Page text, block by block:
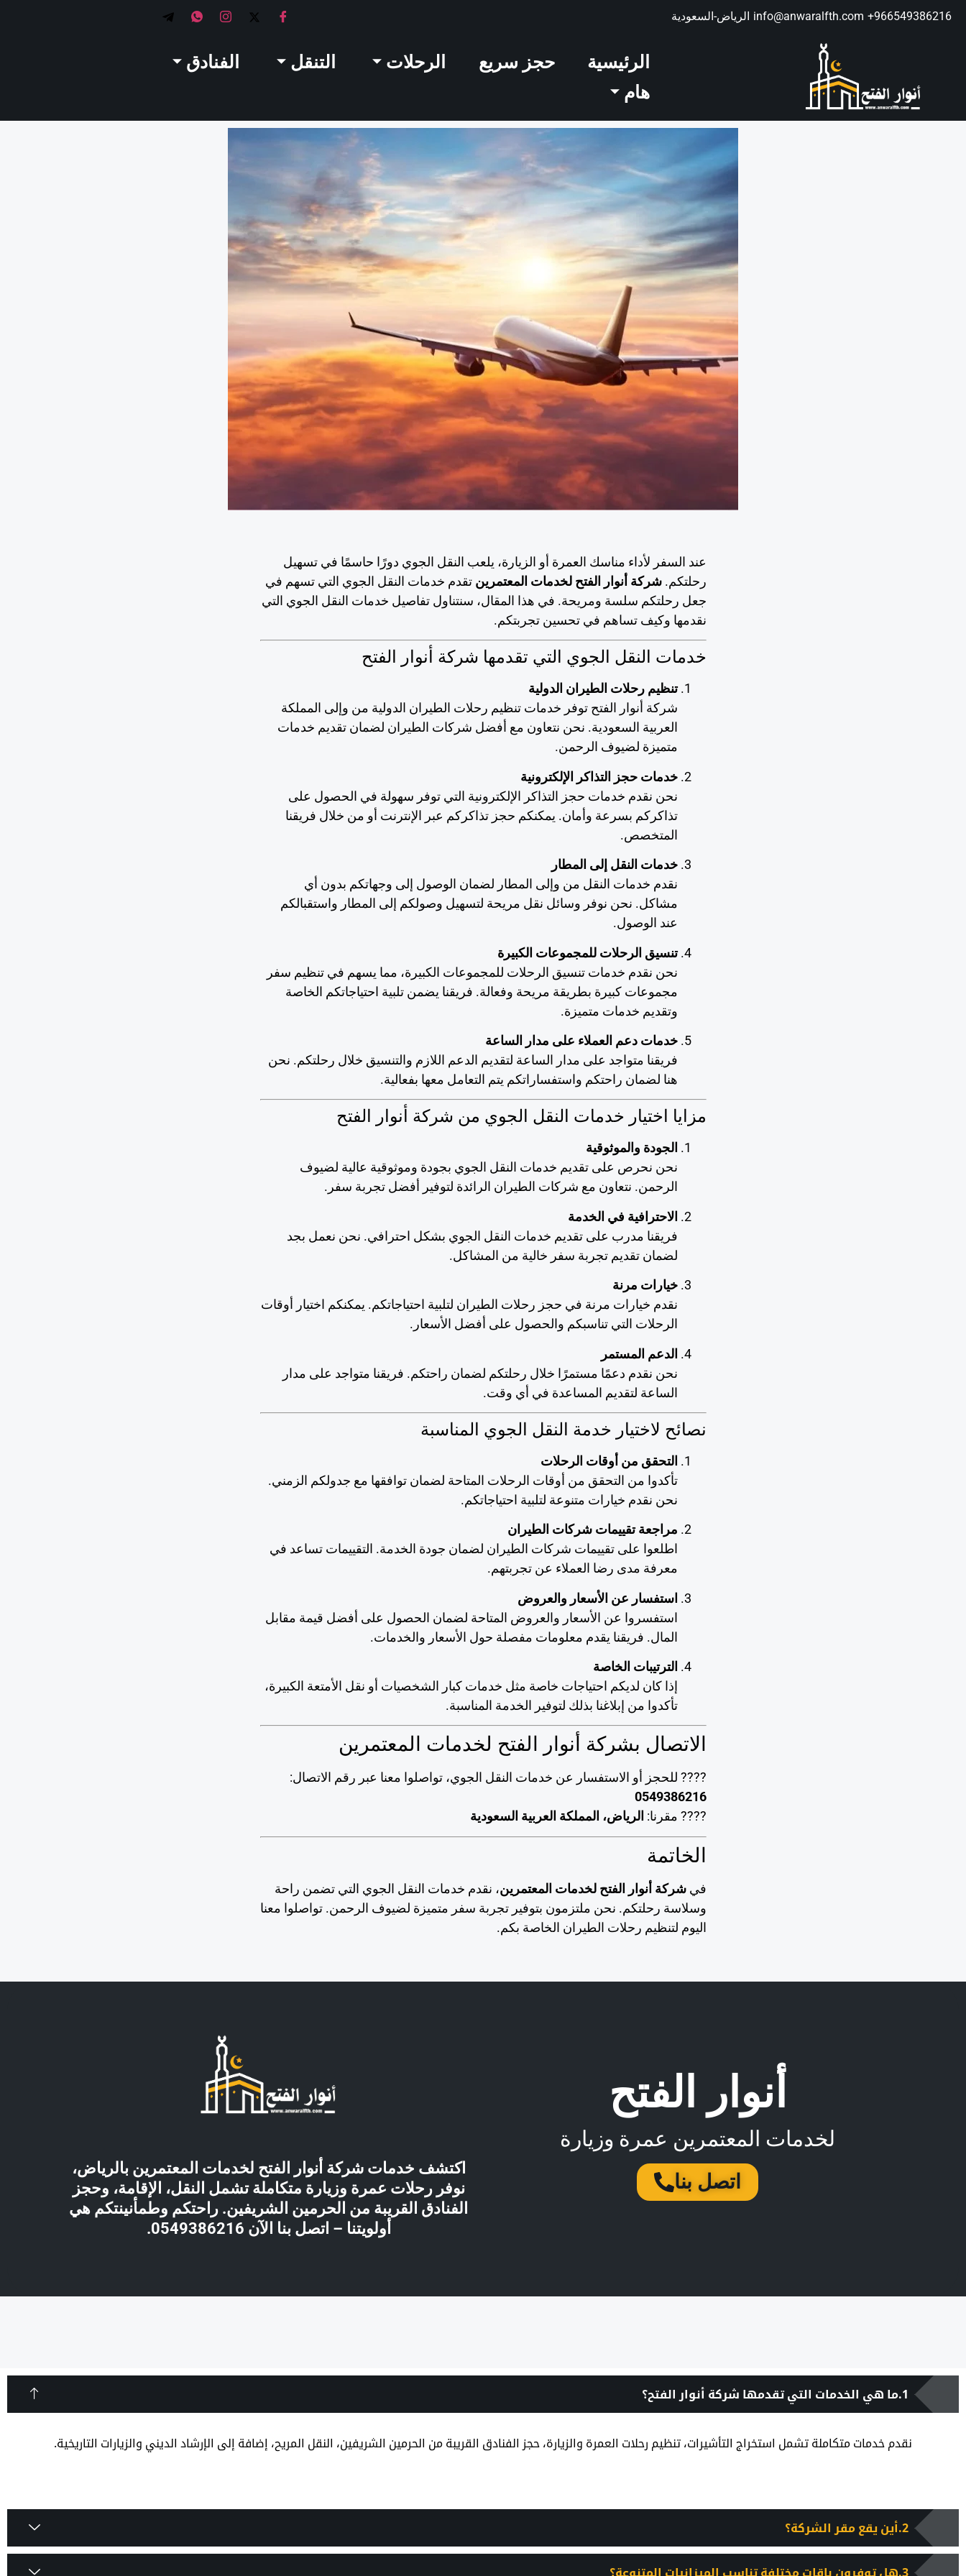
966549386216⁩+
info@anwaralfth.com الرياض-السعودية
الرئيسية حجز سريع الرحلات التنقل
الفنادق
هام
عند السفر لأداء مناسك العمرة أو الزيارة، يلعب النقل الجوي دورًا حاسمًا في تسهيل
رحلتكم.شركة أنوار الفتح لخدمات المعتمرين تقدم خدمات النقل الجوي التي تسهم في
جعل رحلتكم سلسة ومريحة. في هذا المقال، سنتناول تفاصيل خدمات النقل الجوي التي
نقدمها وكيف تساهم في تحسين تجربتكم.
خدمات النقل الجوي التي تقدمها شركة أنوار الفتح
تنظيم رحلات الطيران الدولية
شركة أنوار الفتح توفر خدمات تنظيم رحلات الطيران الدولية من وإلى المملكة
العربية السعودية. نحن نتعاون مع أفضل شركات الطيران لضمان تقديم خدمات
متميزة لضيوف الرحمن.
خدمات حجز التذاكر الإلكترونية
نحن نقدم خدمات حجز التذاكر الإلكترونية التي توفر سهولة في الحصول على
تذاكركم بسرعة وأمان. يمكنكم حجز تذاكركم عبر الإنترنت أو من خلال فريقنا
المتخصص.
خدمات النقل إلى المطار
نقدم خدمات النقل من وإلى المطار لضمان الوصول إلى وجهاتكم بدون أي
مشاكل. نحن نوفر وسائل نقل مريحة لتسهيل وصولكم إلى المطار واستقبالكم
عند الوصول.
تنسيق الرحلات للمجموعات الكبيرة
نحن نقدم خدمات تنسيق الرحلات للمجموعات الكبيرة، مما يسهم في تنظيم سفر
مجموعات كبيرة بطريقة مريحة وفعالة. فريقنا يضمن تلبية احتياجاتكم الخاصة
وتقديم خدمات متميزة.
خدمات دعم العملاء على مدار الساعة
فريقنا متواجد على مدار الساعة لتقديم الدعم اللازم والتنسيق خلال رحلتكم. نحن
هنا لضمان راحتكم واستفساراتكم يتم التعامل معها بفعالية.
مزايا اختيار خدمات النقل الجوي من شركة أنوار الفتح
الجودة والموثوقية
نحن نحرص على تقديم خدمات النقل الجوي بجودة وموثوقية عالية لضيوف
الرحمن. نتعاون مع شركات الطيران الرائدة لتوفير أفضل تجربة سفر.
الاحترافية في الخدمة
فريقنا مدرب على تقديم خدمات النقل الجوي بشكل احترافي. نحن نعمل بجد
لضمان تقديم تجربة سفر خالية من المشاكل.
خيارات مرنة
نقدم خيارات مرنة في حجز رحلات الطيران لتلبية احتياجاتكم. يمكنكم اختيار أوقات
الرحلات التي تناسبكم والحصول على أفضل الأسعار.
الدعم المستمر
نحن نقدم دعمًا مستمرًا خلال رحلتكم لضمان راحتكم. فريقنا متواجد على مدار
الساعة لتقديم المساعدة في أي وقت.
نصائح لاختيار خدمة النقل الجوي المناسبة
التحقق من أوقات الرحلات
تأكدوا من التحقق من أوقات الرحلات المتاحة لضمان توافقها مع جدولكم الزمني.
نحن نقدم خيارات متنوعة لتلبية احتياجاتكم.
مراجعة تقييمات شركات الطيران
اطلعوا على تقييمات شركات الطيران لضمان جودة الخدمة. التقييمات تساعد في
معرفة مدى رضا العملاء عن تجربتهم.
استفسار عن الأسعار والعروض
استفسروا عن الأسعار والعروض المتاحة لضمان الحصول على أفضل قيمة مقابل
المال. فريقنا يقدم معلومات مفصلة حول الأسعار والخدمات.
الترتيبات الخاصة
إذا كان لديكم احتياجات خاصة مثل خدمات كبار الشخصيات أو نقل الأمتعة الكبيرة،
تأكدوا من إبلاغنا بذلك لتوفير الخدمة المناسبة.
الاتصال بشركة أنوار الفتح لخدمات المعتمرين
???? للحجز أو الاستفسار عن خدمات النقل الجوي، تواصلوا معنا عبر رقم الاتصال:
0549386216
???? مقرنا: الرياض، المملكة العربية السعودية
الخاتمة
فيشركة أنوار الفتح لخدمات المعتمرين، نقدم خدمات النقل الجوي التي تضمن راحة
وسلاسة رحلتكم. نحن ملتزمون بتوفير تجربة سفر متميزة لضيوف الرحمن. تواصلوا معنا
اليوم لتنظيم رحلات الطيران الخاصة بكم.
أنوار الفتح
لخدمات المعتمرين عمرة وزيارة
اتصل بنا
اكتشف خدمات شركة أنوار الفتح لخدمات المعتمرين بالرياض،
نوفر رحلات عمرة وزيارة متكاملة تشمل النقل، الإقامة، وحجز
الفنادق القريبة من الحرمين الشريفين. راحتكم وطمأنينتكم هي
أولويتنا – اتصل بنا الآن 0549386216.
ما هي الخدمات التي تقدمها شركة أنوار الفتح؟
نقدم خدمات متكاملة تشمل استخراج التأشيرات، تنظيم رحلات العمرة والزيارة، حجز الفنادق القريبة من الحرمين الشريفين، النقل المريح، إضافة إلى الإرشاد الديني والزيارات التاريخية.
أين يقع مقر الشركة؟
هل توفرون باقات مختلفة تناسب الميزانيات المتنوعة؟